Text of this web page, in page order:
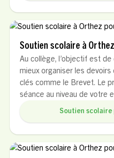
Soutien scolaire à
Au collège, l’objectif est
mieux organiser les
clés comme le Brevet. Le
séance au niveau de votre
Soutien scolaire